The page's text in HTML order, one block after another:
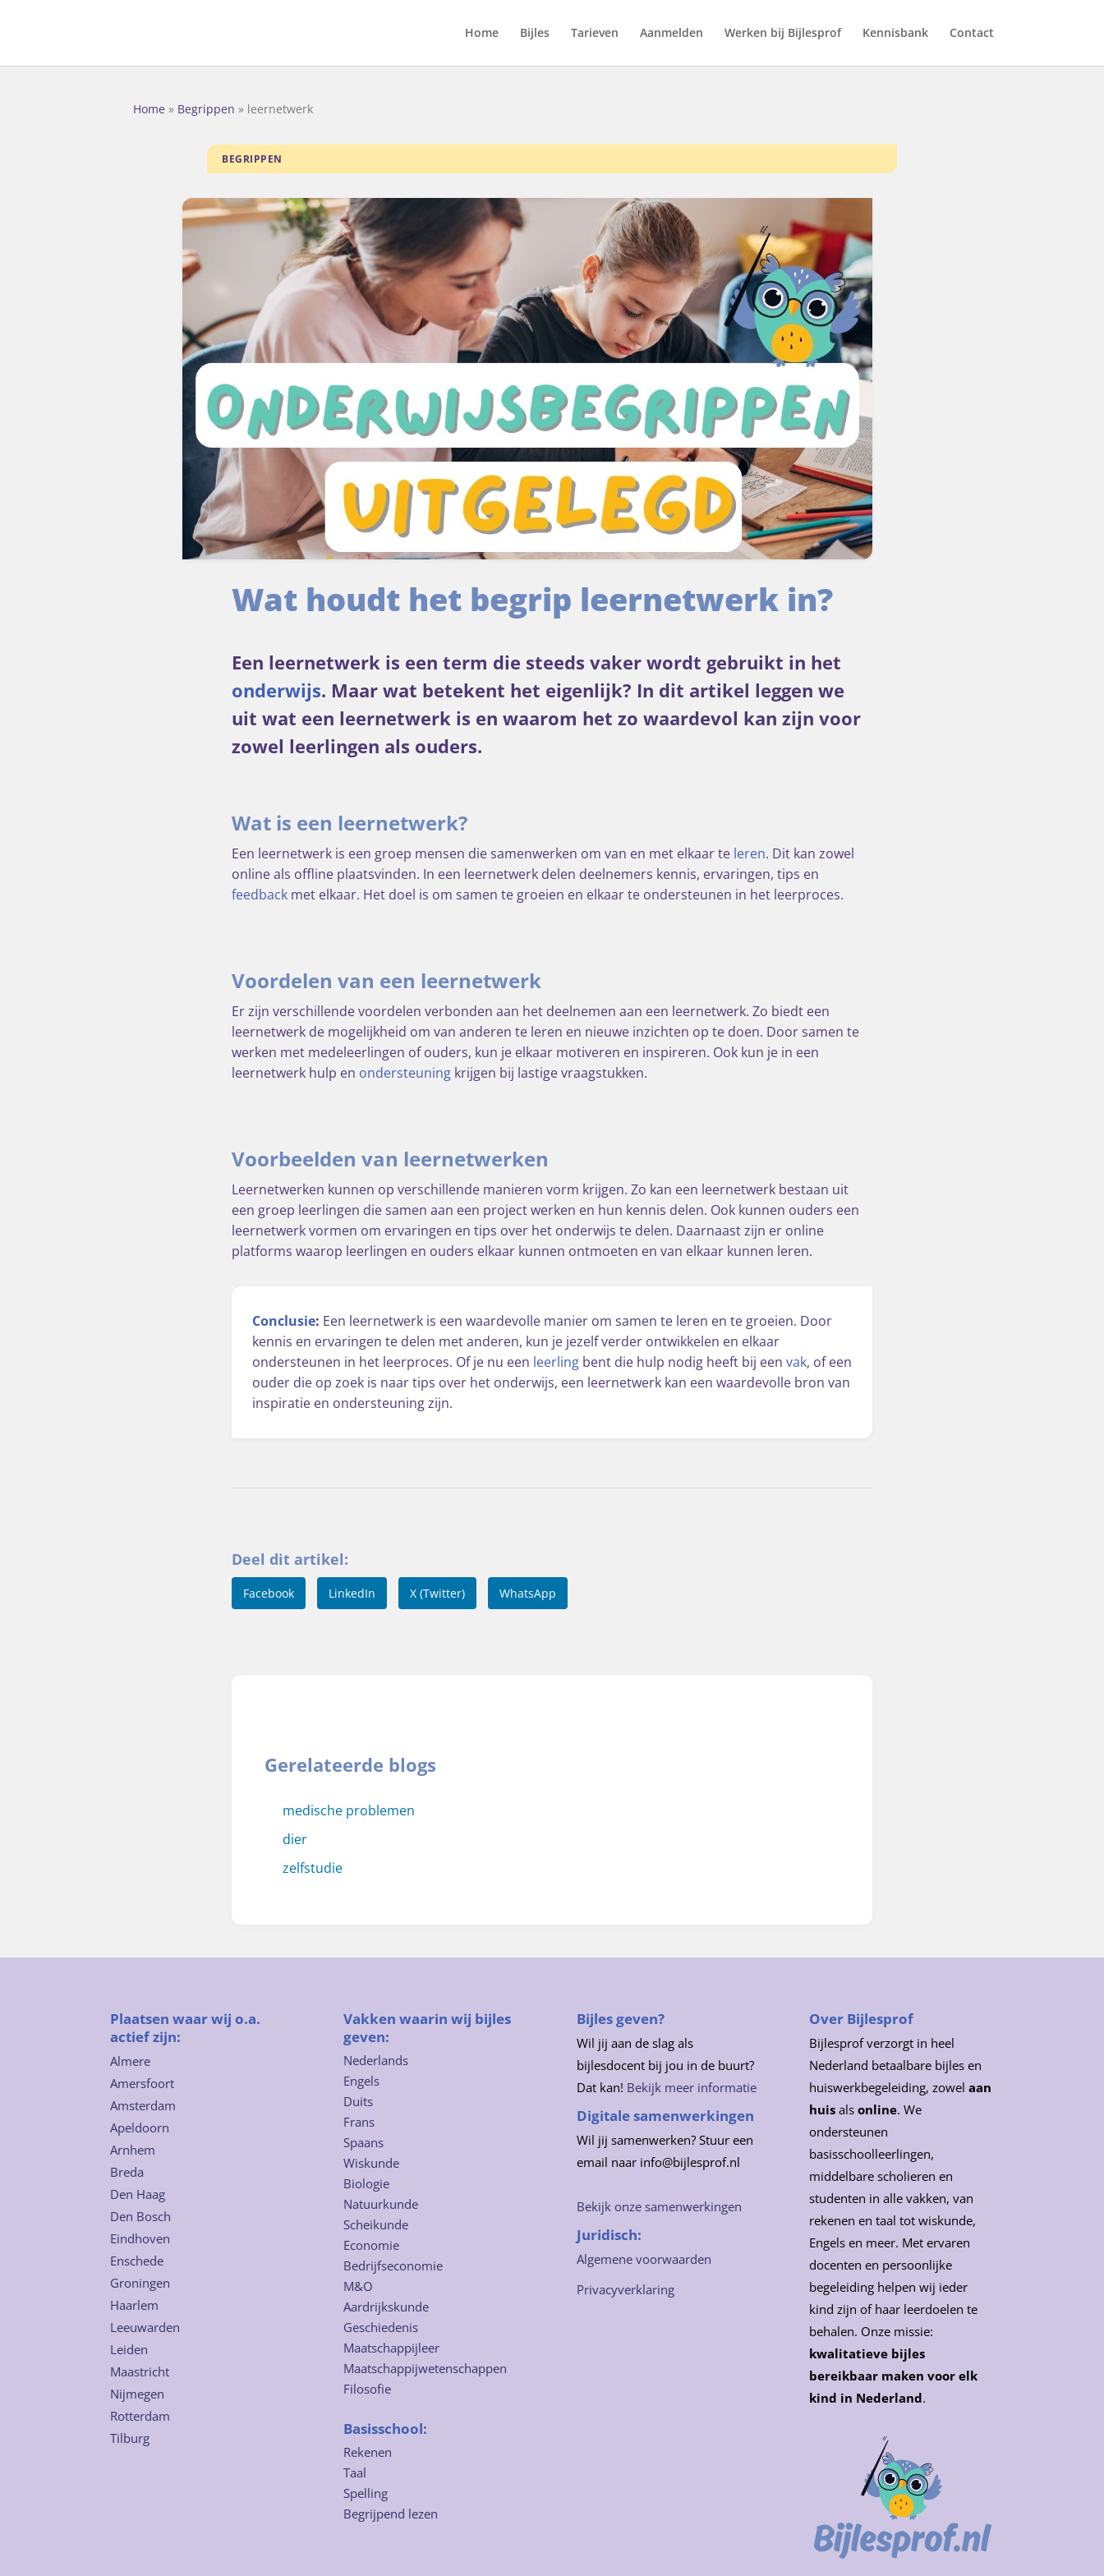
Home Bijles Tarieven Aanmelden Werken bij Bijlesprof Kennisbank Contact
Home » Begrippen » leernetwerk
BEGRIPPEN
Wat houdt het begrip leernetwerk in?
Een leernetwerk is een term die steeds vaker wordt gebruikt in het
onderwijs. Maar wat betekent het eigenlijk? In dit artikel leggen we
uit wat een leernetwerk is en waarom het zo waardevol kan zijn voor
zowel leerlingen als ouders.
Wat is een leernetwerk?
Een leernetwerk is een groep mensen die samenwerken om van en met elkaar te leren. Dit kan zowel
online als offline plaatsvinden. In een leernetwerk delen deelnemers kennis, ervaringen, tips en
feedback met elkaar. Het doel is om samen te groeien en elkaar te ondersteunen in het leerproces.
Voordelen van een leernetwerk
Er zijn verschillende voordelen verbonden aan het deelnemen aan een leernetwerk. Zo biedt een
leernetwerk de mogelijkheid om van anderen te leren en nieuwe inzichten op te doen. Door samen te
werken met medeleerlingen of ouders, kun je elkaar motiveren en inspireren. Ook kun je in een
leernetwerk hulp en ondersteuning krijgen bij lastige vraagstukken.
Voorbeelden van leernetwerken
Leernetwerken kunnen op verschillende manieren vorm krijgen. Zo kan een leernetwerk bestaan uit
een groep leerlingen die samen aan een project werken en hun kennis delen. Ook kunnen ouders een
leernetwerk vormen om ervaringen en tips over het onderwijs te delen. Daarnaast zijn er online
platforms waarop leerlingen en ouders elkaar kunnen ontmoeten en van elkaar kunnen leren.
Conclusie: Een leernetwerk is een waardevolle manier om samen te leren en te groeien. Door
kennis en ervaringen te delen met anderen, kun je jezelf verder ontwikkelen en elkaar
ondersteunen in het leerproces. Of je nu een leerling bent die hulp nodig heeft bij een vak, of een
ouder die op zoek is naar tips over het onderwijs, een leernetwerk kan een waardevolle bron van
inspiratie en ondersteuning zijn.
Deel dit artikel:
Facebook LinkedIn X (Twitter) WhatsApp
Gerelateerde blogs
medische problemen
dier
zelfstudie
Plaatsen waar wij o.a.
actief zijn:
Almere
Amersfoort
Amsterdam
Apeldoorn
Arnhem
Breda
Den Haag
Den Bosch
Eindhoven
Enschede
Groningen
Haarlem
Leeuwarden
Leiden
Maastricht
Nijmegen
Rotterdam
Tilburg
Vakken waarin wij bijles
geven:
Nederlands
Engels
Duits
Frans
Spaans
Wiskunde
Biologie
Natuurkunde
Scheikunde
Economie
Bedrijfseconomie
M&O
Aardrijkskunde
Geschiedenis
Maatschappijleer
Maatschappijwetenschappen
Filosofie
Basisschool:
Rekenen
Taal
Spelling
Begrijpend lezen
Bijles geven?
Wil jij aan de slag als
bijlesdocent bij jou in de buurt?
Dat kan! Bekijk meer informatie
Digitale samenwerkingen
Wil jij samenwerken? Stuur een
email naar info@bijlesprof.nl
Bekijk onze samenwerkingen
Juridisch:
Algemene voorwaarden
Privacyverklaring
Over Bijlesprof
Bijlesprof verzorgt in heel
Nederland betaalbare bijles en
huiswerkbegeleiding, zowelaan
huis alsonline. We
ondersteunen
basisschoolleerlingen,
middelbare scholieren en
studenten in alle vakken, van
rekenen en taal tot wiskunde,
Engels en meer. Met ervaren
docenten en persoonlijke
begeleiding helpen wij ieder
kind zijn of haar leerdoelen te
behalen. Onze missie:
kwalitatieve bijles
bereikbaar maken voor elk
kind in Nederland.